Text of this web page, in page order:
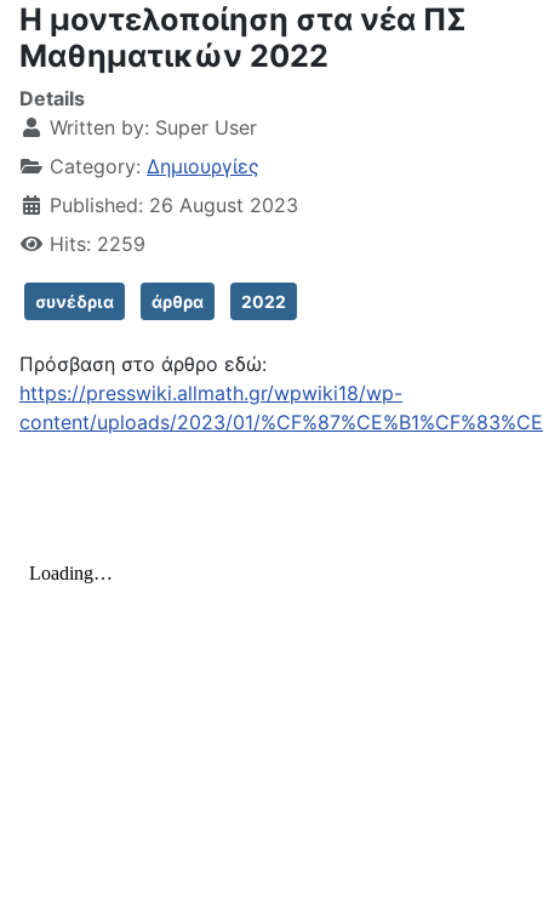
Η μοντελοποίηση στα νέα ΠΣ
Μαθηματικών 2022
Details
Written by: Super User
Category: Δημιουργίες
Published: 26 August 2023
Hits: 2259
συνέδρια άρθρα 2022
Πρόσβαση στο άρθρο εδώ:
https://presswiki.allmath.gr/wpwiki18/wp-
content/uploads/2023/01/